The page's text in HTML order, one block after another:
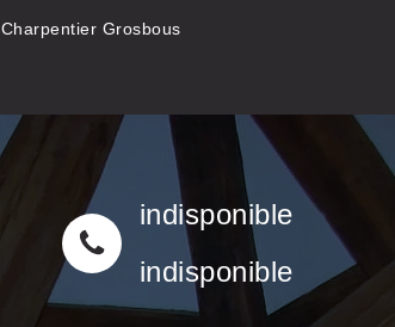
Charpentier Grosbous
indisponible
indisponible